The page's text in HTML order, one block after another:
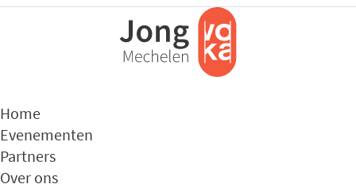
Home
Evenementen
Partners
Over ons